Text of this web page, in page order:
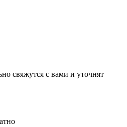
свяжутся с вами и уточнят